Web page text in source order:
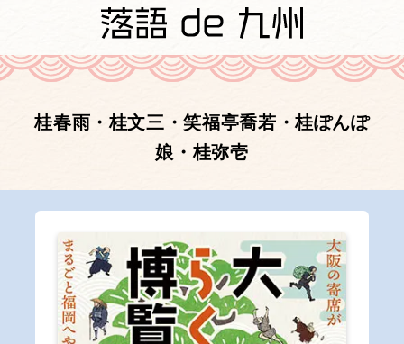
桂春雨・桂文三・笑福亭喬若・桂ぽんぽ
娘・桂弥壱